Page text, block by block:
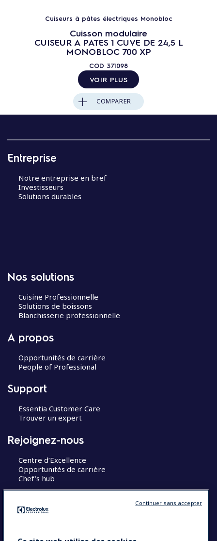
Cuiseurs à pâtes électriques Monobloc
Cuisson modulaire
CUISEUR A PATES 1 CUVE DE 24,5 L
MONOBLOC 700 XP
COD 371098
VOIR PLUS
COMPARER
Entreprise
Notre entreprise en bref
Investisseurs
Solutions durables
Nos solutions
Cuisine Professionnelle
Solutions de boissons
Blanchisserie professionnelle
A propos
Opportunités de carrière
People of Professional
Support
Essentia Customer Care
Trouver un expert
Rejoignez-nous
Centre d’Excellence
Opportunités de carrière
Chef’s hub
Continuer sans accepter